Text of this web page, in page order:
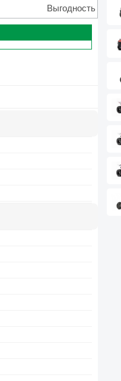
Выгодность